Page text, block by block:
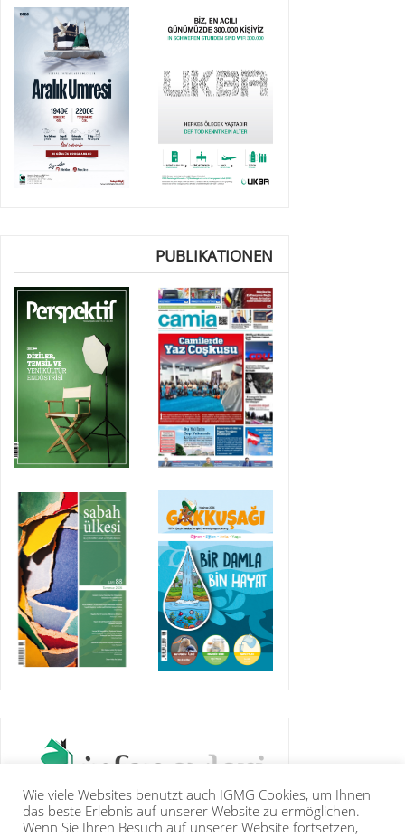
PUBLIKATIONEN
Wie viele Websites benutzt auch IGMG Cookies, um Ihnen
das beste Erlebnis auf unserer Website zu ermöglichen.
Wenn Sie Ihren Besuch auf unserer Website fortsetzen,